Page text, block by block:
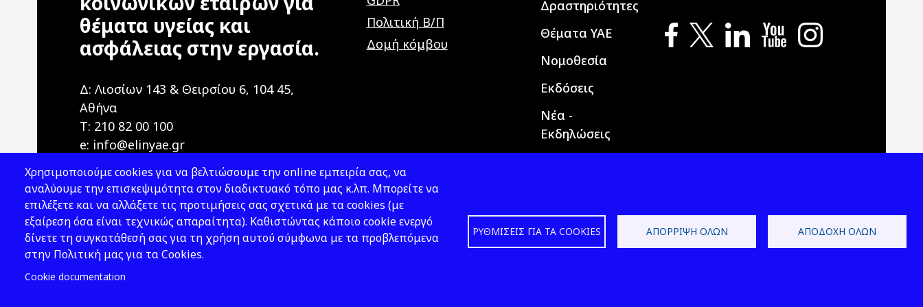
θέματα υγείας και
ασφάλειας στην εργασία.
Δ: Λιοσίων 143 & Θειρσίου 6, 104 45,
Αθήνα
T: 210 82 00 100
e: info@elinyae.gr
Πολιτική Β/Π
Δομή κόμβου
Δραστηριότητες
Θέματα ΥΑΕ
Νομοθεσία
Εκδόσεις
Νέα -
Εκδηλώσεις
Χρησιμοποιούμε cookies για να βελτιώσουμε την online εμπειρία σας, να
αναλύουμε την επισκεψιμότητα στον διαδικτυακό τόπο μας κ.λπ. Μπορείτε να
επιλέξετε και να αλλάξετε τις προτιμήσεις σας σχετικά με τα cookies (με
εξαίρεση όσα είναι τεχνικώς απαραίτητα). Καθιστώντας κάποιο cookie ενεργό
δίνετε τη συγκατάθεσή σας για τη χρήση αυτού σύμφωνα με τα προβλεπόμενα
στην Πολιτική μας για τα Cookies.
Cookie documentation
ΡΥΘΜΊΣΕΙΣ ΓΙΑ ΤΑ COOKIES ΑΠΌΡΡΙΨΗ ΌΛΩΝ ΑΠΟΔΟΧΉ ΌΛΩΝ
2026 © ΕΛ.ΙΝ.Υ.Α.Ε. Design & Development by